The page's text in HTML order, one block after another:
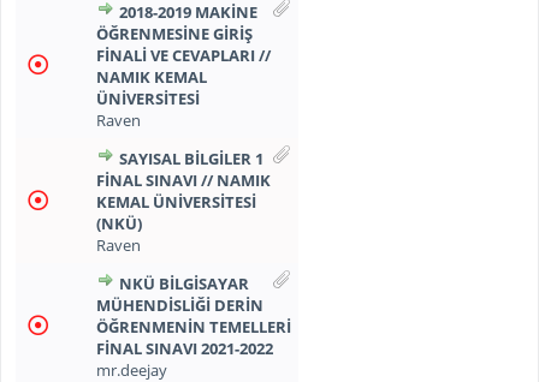
2018-2019 MAKİNE
ÖĞRENMESINE GİRİŞ
FİNALİ VE CEVAPLARI //
NAMIK KEMAL
ÜNİVERSİTESİ
Raven
SAYISAL BİLGİLER 1
FİNAL SINAVI // NAMIK
KEMAL ÜNİVERSİTESİ
(NKÜ)
Raven
NKÜ BILGISAYAR
MÜHENDISLIĞI DERIN
ÖĞRENMENIN TEMELLERI
FINAL SINAVI 2021-2022
mr.deejay